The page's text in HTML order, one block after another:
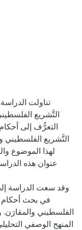
تناولت
التَّشريع
التعرُّف إلى
التَّشريع الفلسطيني
لهذا الموضوع
عنوان هذه
وقد سعت الدراسة
في بحث أحكام
الفلسطيني والمقارَن.
المنهج الوصفي